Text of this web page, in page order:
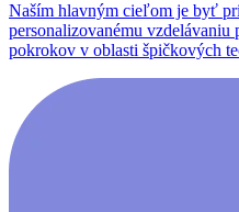
Naším hlavným cieľom je byť
personalizovanému
pokrokov v oblasti špičkových